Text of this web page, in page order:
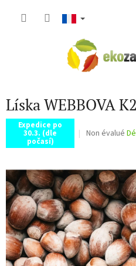
Líska WEBBOVA K2
Expedice po
30.3. (dle
počasí)
L'évaluation
est
de
0,0
sur
5
étoiles.
Non évalué